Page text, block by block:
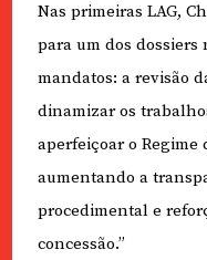
Nas primeiras LAG,
para um dos dossiers
mandatos: a revisão
dinamizar os
aperfeiçoar o Regime
aumentando a
procedimental e
concessão.”